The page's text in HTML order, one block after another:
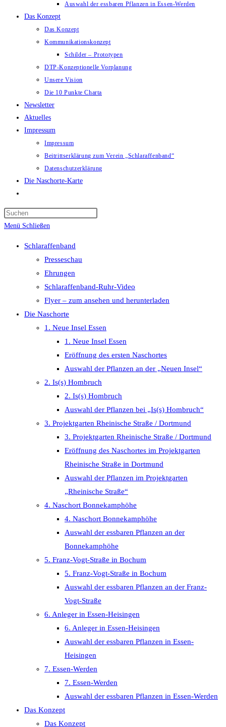
Auswahl der essbaren Pflanzen in Essen-Werden
Das Konzept
Das Konzept
Kommunikationskonzept
Schilder – Prototypen
DTP-Konzeptionelle Vorplanung
Unsere Vision
Die 10 Punkte Charta
Newsletter
Aktuelles
Impressum
Impressum
Beitrittserklärung zum Verein „Schlaraffenband“
Datenschutzerklärung
Die Naschorte-Karte
umschalten
panel.
Menü Schließen
Schlaraffenband
Presseschau
Ehrungen
Schlaraffenband-Ruhr-Video
Flyer – zum ansehen und herunterladen
Die Naschorte
1. Neue Insel Essen
1. Neue Insel Essen
Eröffnung des ersten Naschortes
Auswahl der Pflanzen an der „Neuen Insel“
2. Is(s) Hombruch
2. Is(s) Hombruch
Auswahl der Pflanzen bei „Is(s) Hombruch“
3. Projektgarten Rheinische Straße / Dortmund
3. Projektgarten Rheinische Straße / Dortmund
Eröffnung des Naschortes im Projektgarten
Rheinische Straße in Dortmund
Auswahl der Pflanzen im Projektgarten
„Rheinische Straße“
4. Naschort Bonnekamphöhe
4. Naschort Bonnekamphöhe
Auswahl der essbaren Pflanzen an der
Bonnekamphöhe
5. Franz-Vogt-Straße in Bochum
5. Franz-Vogt-Straße in Bochum
Auswahl der essbaren Pflanzen an der Franz-
Vogt-Straße
6. Anleger in Essen-Heisingen
6. Anleger in Essen-Heisingen
Auswahl der essbaren Pflanzen in Essen-
Heisingen
7. Essen-Werden
7. Essen-Werden
Auswahl der essbaren Pflanzen in Essen-Werden
Das Konzept
Das Konzept